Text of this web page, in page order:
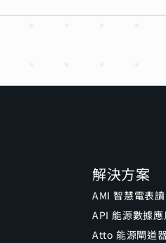
解決方案
AMI 智慧電表
API 能源數據應
Atto 能源閘道